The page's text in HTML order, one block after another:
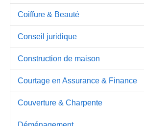
Coiffure & Beauté
Conseil juridique
Construction de maison
Courtage en Assurance & Finance
Couverture & Charpente